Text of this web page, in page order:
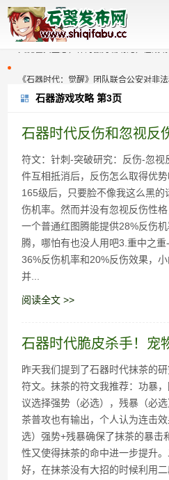
石器时代觉醒制作人来信：感谢全体石灰
火魔翟贝里恩，作为强力辅助宠，在战
原版石器时代几大坑点
百战石器优化回炉面板显示参数，直接
百战石器更新主线任务支持组队完成（
百战石器私服新区开放众多活动开启
百战石器私服凌晨掉线说明
石器时代觉醒制作人来信：感谢全体石灰
火魔翟贝里恩，作为强力辅助宠，在战
《石器时代：觉醒》团队联合公安对非
原版石器时代几大坑点
百战石器优化回炉面板显示参数，直接
百战石器私服新区开放众多活动开启
石器游戏攻略 第3页
石器时代反伤和忽视反
符文：针刺-突破研究：反伤-忽
件互相抵消后，反伤怎么取得优
165级后，只要脸不像我这么黑的
伤机率。然而并没有忽视反伤性
一个普通红图腾能提供28%反伤
腾，哪怕有也没人用吧3.重中之
36%反伤机率和20%反伤效果，
并...
阅读全文 >>
石器时代脆皮杀手！宠
昨天我们提到了石器时代抹茶的
符文。抹茶的符文我推荐：功暴
议选择强势（必选），残暴（必
茶普攻也有输出，个人认为连击
选）强势+残暴确保了抹茶的暴击
性又使得抹茶的命中进一步提升
好，在抹茶没有大招的时候利用